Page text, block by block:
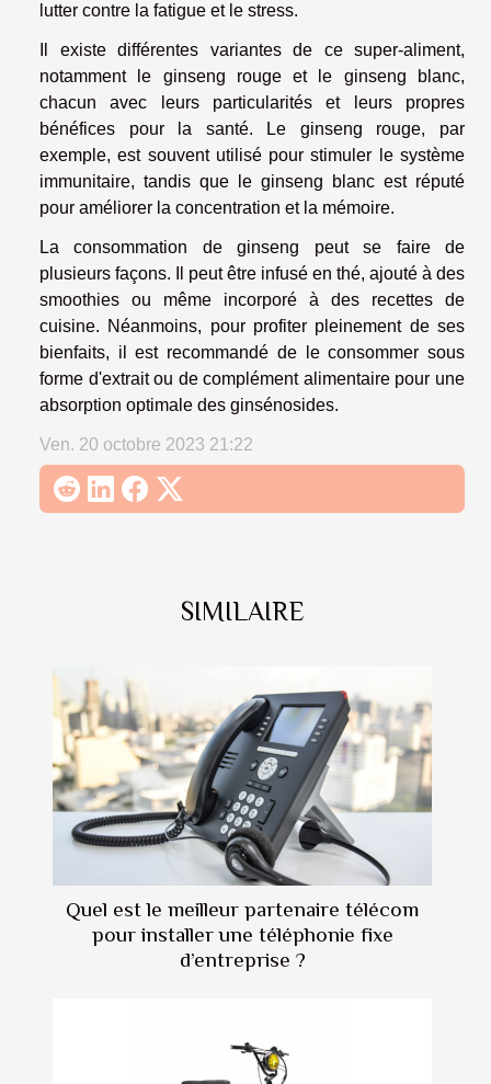
SIMILAIRE
Quel est le meilleur partenaire télécom
pour installer une téléphonie fixe
d’entreprise ?
lutter contre la fatigue et le stress.
Il existe différentes variantes de ce super-aliment,
notamment le ginseng rouge et le ginseng blanc,
chacun avec leurs particularités et leurs propres
bénéfices pour la santé. Le ginseng rouge, par
exemple, est souvent utilisé pour stimuler le système
immunitaire, tandis que le ginseng blanc est réputé
pour améliorer la concentration et la mémoire.
La consommation de ginseng peut se faire de
plusieurs façons. Il peut être infusé en thé, ajouté à des
smoothies ou même incorporé à des recettes de
cuisine. Néanmoins, pour profiter pleinement de ses
bienfaits, il est recommandé de le consommer sous
forme d'extrait ou de complément alimentaire pour une
absorption optimale des ginsénosides.
Ven. 20 octobre 2023 21:22